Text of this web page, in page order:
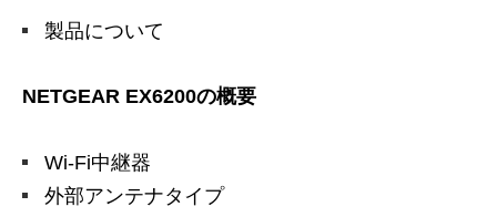
製品について
NETGEAR EX6200の概要
Wi-Fi中継器
外部アンテナタイプ